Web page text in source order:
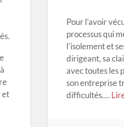
et
Pour l’avoir
processus qui
l’isolement et
dirigeant, sa
avec toutes les
son entreprise
difficultés.…